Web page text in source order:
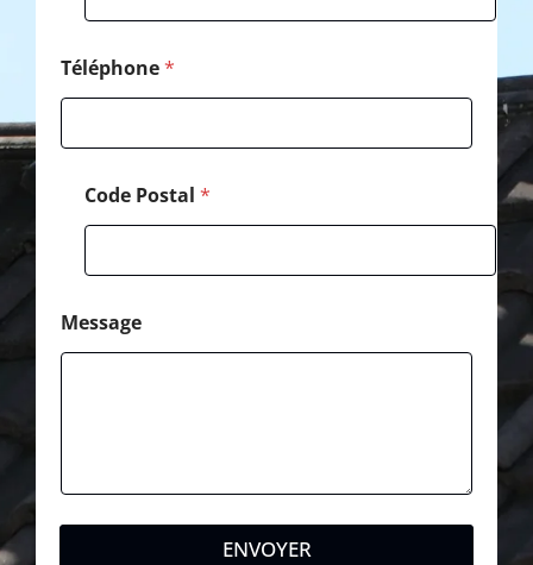
p
h
o
n
e
Téléphone*
Code Postal *
Message
ENVOYER